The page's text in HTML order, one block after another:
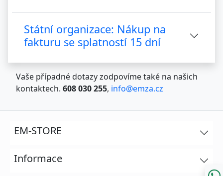
Státní organizace: Nákup na
fakturu se splatností 15 dní
Vaše případné dotazy zodpovíme také na našich
kontaktech. 608 030 255, info@emza.cz
EM-STORE
Informace